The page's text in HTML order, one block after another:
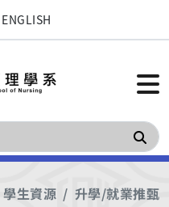
ENGLISH
搜
學生資源 升學/就業推甄